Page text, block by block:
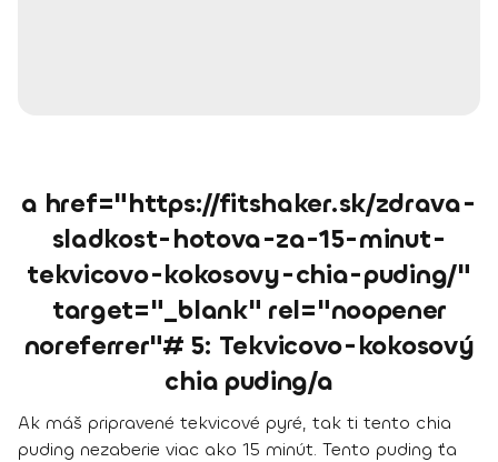
a href="https://fitshaker.sk/zdrava-
sladkost-hotova-za-15-minut-
tekvicovo-kokosovy-chia-puding/"
target="_blank" rel="noopener
noreferrer"# 5: Tekvicovo-kokosový
chia puding/a
Ak máš pripravené tekvicové pyré, tak ti tento chia
puding nezaberie viac ako 15 minút. Tento puding ťa